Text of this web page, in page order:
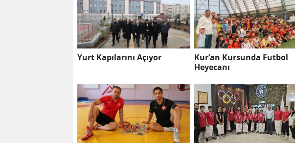
Yurt Kapılarını Açıyor
Kur’an Kursunda Futbol
Heyecanı